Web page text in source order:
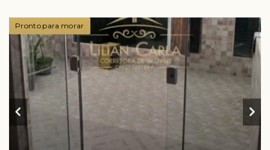
Pronto para morar